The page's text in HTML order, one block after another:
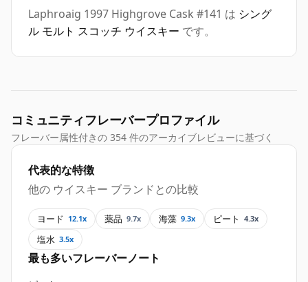
Laphroaig 1997 Highgrove Cask #141 は シング
ル モルト スコッチ ウイスキー です。
コミュニティフレーバープロファイル
フレーバー属性付きの 354 件のアーカイブレビューに基づく
代表的な特徴
他の ウイスキー ブランドとの比較
ヨード 12.1x 薬品 9.7x 海藻 9.3x ピート 4.3x
塩水 3.5x
最も多いフレーバーノート